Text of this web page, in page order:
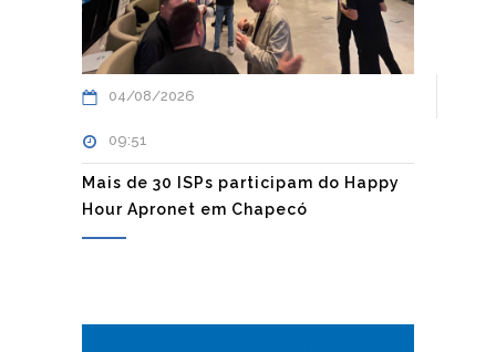
04/08/2026
09:51
Mais de 30 ISPs participam do Happy
Hour Apronet em Chapecó